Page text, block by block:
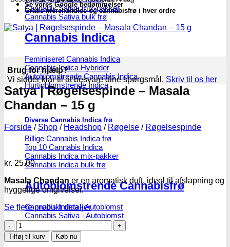
Cannabis Sativa mix-pakker
Cannabis Sativa bulk frø
Cannabis Indica
Feminiseret Cannabis Indica
Cannabis Indica Hybrider
Autoblomstrende Cannabis Indica
Hurtigblomstrende Indica
Diverse Cannabis Indica frø
Billige Cannabis Indica frø
Top 10 Cannabis Indica
Cannabis Indica mix-pakker
Cannabis Indica bulk frø
Autoblomstrende Cannabisfrø
Cannabis Indica - Autoblomst
Cannabis Sativa - Autoblomst
Se vores Google bedømmelser
Gratis merchandise og cannabisfrø i hver ordre
Brug for hjælp?
Vi sidder klar til at besvare dine spørgsmål. Skriv til os her
Satya | Røgelsespinde – Masala
Chandan – 15 g
Forside / Shop / Headshop / Røgelse / Røgelsespinde
kr. 25.00
Masala Chandan er en aromatisk duft, ideel til afslapning og
hyggelige omgivelser.
Se flere produkt detaljer
Satya
|
Røgelsespinde
Tilføj til kurv Køb nu